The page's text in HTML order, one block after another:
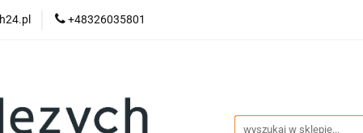
+48326035801
Technika mocowania